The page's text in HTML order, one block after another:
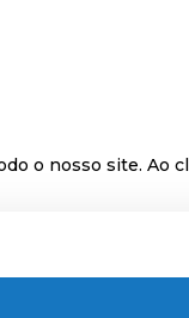
o nosso site. Ao